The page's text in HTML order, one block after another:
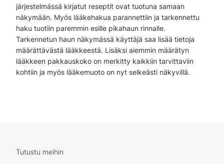
järjestelmässä kirjatut reseptit ovat tuotuna samaan
näkymään. Myös lääkehakua parannettiin ja tarkennettu
haku tuotiin paremmin esille pikahaun rinnalle.
Tarkennetun haun näkymässä käyttäjä saa lisää tietoja
määrättävästä lääkkeestä. Lisäksi aiemmin määrätyn
lääkkeen pakkauskoko on merkitty kaikkiin tarvittaviin
kohtiin ja myös lääkemuoto on nyt selkeästi näkyvillä.
Tutustu meihin